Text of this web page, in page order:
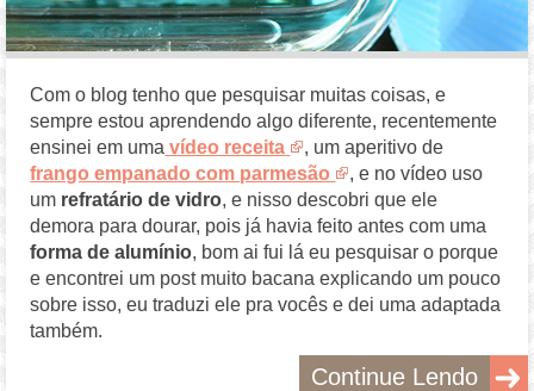
Com o blog tenho que pesquisar muitas coisas, e
sempre estou aprendendo algo diferente, recentemente
ensinei em uma vídeo receita
, um aperitivo de
frango empanado com parmesão
, e no vídeo uso
um refratário de vidro, e nisso descobri que ele
demora para dourar, pois já havia feito antes com uma
forma de alumínio, bom ai fui lá eu pesquisar o porque
e encontrei um post muito bacana explicando um pouco
sobre isso, eu traduzi ele pra vocês e dei uma adaptada
também.
Continue Lendo